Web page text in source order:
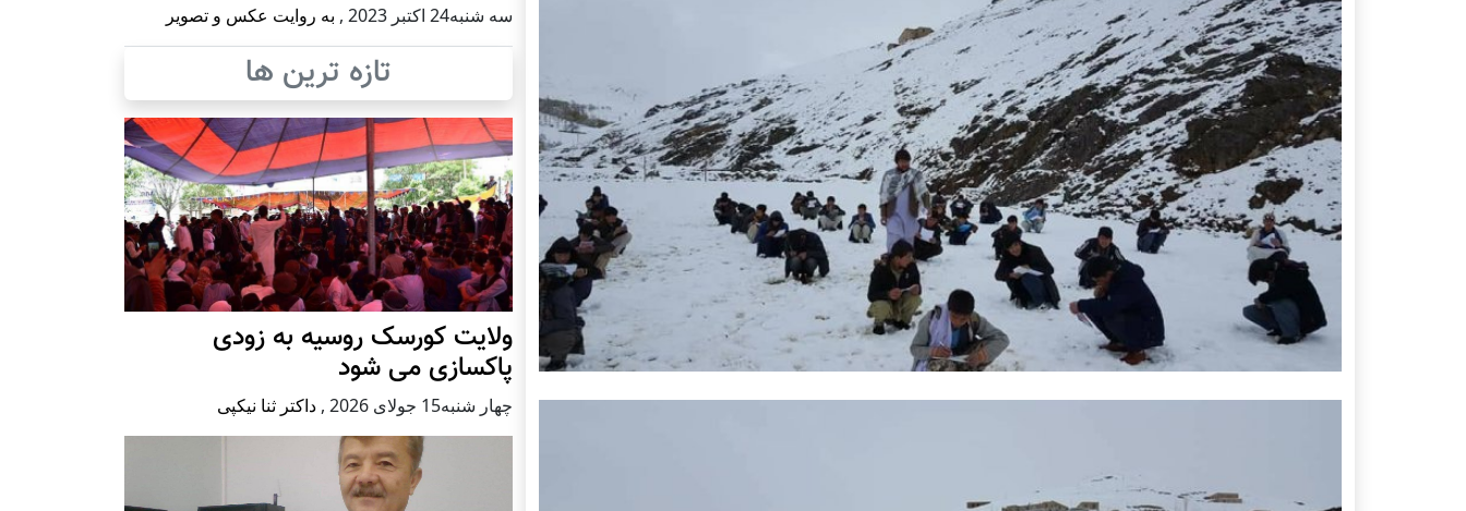
سه شنبه24 اكتبر 2023 , به روایت عکس و تصویر
تازه ترین ها
ولایت کورسک روسیه به زودی
پاکسازی می شود
چهار شنبه15 جولای 2026 , داکتر ثنا نیکپی